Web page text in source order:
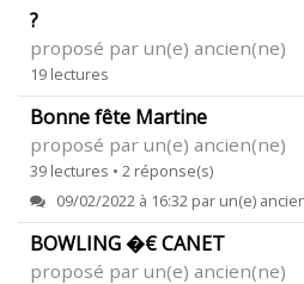
?
proposé par un(e) ancien(ne)
19 lectures
Bonne fête Martine
proposé par un(e) ancien(ne)
39 lectures • 2 réponse(s)
09/02/2022 à 16:32 par un(e)
BOWLING �€ CANET
proposé par un(e) ancien(ne)